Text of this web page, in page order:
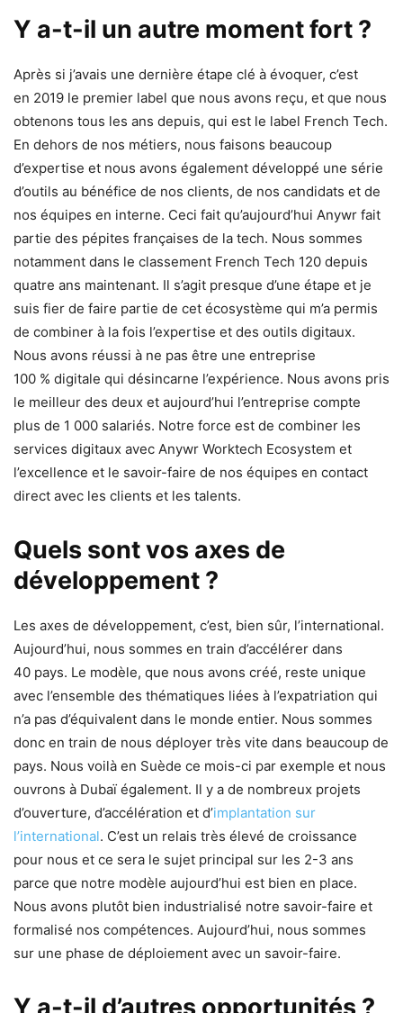
Y a-t-il un autre moment fort ?
Après si j’avais une dernière étape clé à évoquer, c’est
en 2019 le premier label que nous avons reçu, et que nous
obtenons tous les ans depuis, qui est le label French Tech.
En dehors de nos métiers, nous faisons beaucoup
d’expertise et nous avons également développé une série
d’outils au bénéfice de nos clients, de nos candidats et de
nos équipes en interne. Ceci fait qu’aujourd’hui Anywr fait
partie des pépites françaises de la tech. Nous sommes
notamment dans le classement French Tech 120 depuis
quatre ans maintenant. Il s’agit presque d’une étape et je
suis fier de faire partie de cet écosystème qui m’a permis
de combiner à la fois l’expertise et des outils digitaux.
Nous avons réussi à ne pas être une entreprise
100 % digitale qui désincarne l’expérience. Nous avons pris
le meilleur des deux et aujourd’hui l’entreprise compte
plus de 1 000 salariés. Notre force est de combiner les
services digitaux avec Anywr Worktech Ecosystem et
l’excellence et le savoir-faire de nos équipes en contact
direct avec les clients et les talents.
Quels sont vos axes de
développement ?
Les axes de développement, c’est, bien sûr, l’international.
Aujourd’hui, nous sommes en train d’accélérer dans
40 pays. Le modèle, que nous avons créé, reste unique
avec l’ensemble des thématiques liées à l’expatriation qui
n’a pas d’équivalent dans le monde entier. Nous sommes
donc en train de nous déployer très vite dans beaucoup de
pays. Nous voilà en Suède ce mois-ci par exemple et nous
ouvrons à Dubaï également. Il y a de nombreux projets
d’ouverture, d’accélération et d’implantation sur
l’international. C’est un relais très élevé de croissance
pour nous et ce sera le sujet principal sur les 2-3 ans
parce que notre modèle aujourd’hui est bien en place.
Nous avons plutôt bien industrialisé notre savoir-faire et
formalisé nos compétences. Aujourd’hui, nous sommes
sur une phase de déploiement avec un savoir-faire.
Y a-t-il d’autres opportunités ?